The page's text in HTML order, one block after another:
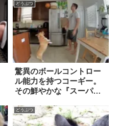
どうぶつ
驚異のボールコントロー
ル能力を持つコーギー。
その鮮やかな『スーパー
け！
どうぶつ